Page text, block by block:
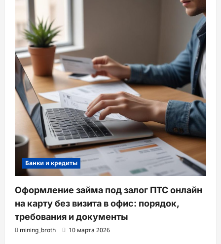
Банки и кредиты
Оформление займа под залог ПТС онлайн
на карту без визита в офис: порядок,
требования и документы
mining_broth 10 марта 2026